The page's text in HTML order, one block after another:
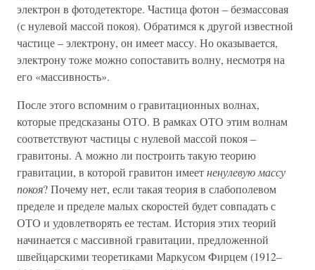
электрон в фотодетекторе. Частица фотон – безмассовая
(с нулевой массой покоя). Обратимся к другой известной
частице – электрону, он имеет массу. Но оказывается,
электрону тоже можно сопоставить волну, несмотря на
его «массивность».
После этого вспомним о гравитационных волнах,
которые предсказаны ОТО. В рамках ОТО этим волнам
соответствуют частицы с нулевой массой покоя –
гравитоны. А можно ли построить такую теорию
гравитации, в которой гравитон имеетненулевую массу
покоя? Почему нет, если такая теория в слабополевом
пределе и пределе малых скоростей будет совпадать с
ОТО и удовлетворять ее тестам. История этих теорий
начинается с массивной гравитации, предложенной
швейцарскими теоретиками Маркусом Фирцем (1912–